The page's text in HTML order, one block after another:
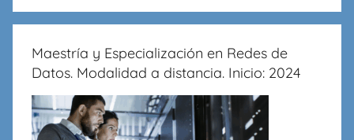
Maestría y Especialización en Redes de
Datos. Modalidad a distancia. Inicio: 2024